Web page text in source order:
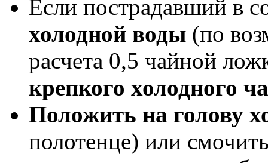
Если пострадавший в
холодной воды (по
расчета 0,5 чайной
крепкого холодного
Положить на голову
полотенце) или